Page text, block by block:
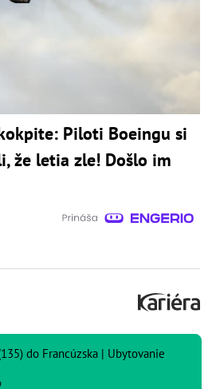
Piloti Boeingu si
že letia zle! Došlo im
do Francúzska | Ubytovanie